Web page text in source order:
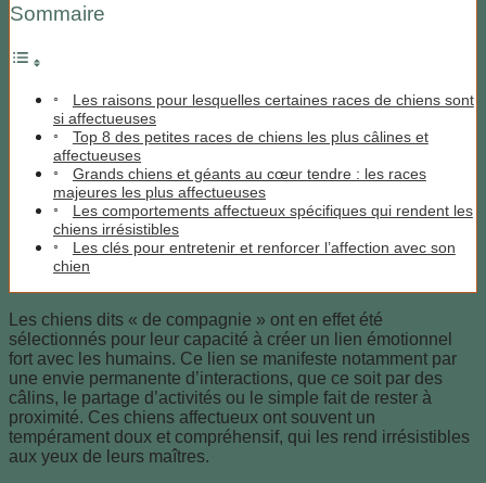
Sommaire
Les raisons pour lesquelles certaines races de chiens sont
si affectueuses
Top 8 des petites races de chiens les plus câlines et
affectueuses
Grands chiens et géants au cœur tendre : les races
majeures les plus affectueuses
Les comportements affectueux spécifiques qui rendent les
chiens irrésistibles
Les clés pour entretenir et renforcer l’affection avec son
chien
Les chiens dits « de compagnie » ont en effet été
sélectionnés pour leur capacité à créer un lien émotionnel
fort avec les humains. Ce lien se manifeste notamment par
une envie permanente d’interactions, que ce soit par des
câlins, le partage d’activités ou le simple fait de rester à
proximité. Ces chiens affectueux ont souvent un
tempérament doux et compréhensif, qui les rend irrésistibles
aux yeux de leurs maîtres.